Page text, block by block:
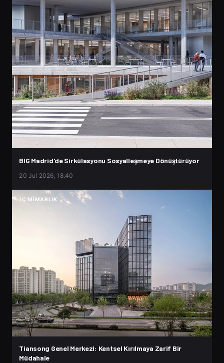
BIG Madrid'de Sirkülasyonu Sosyalleşmeye Dönüştürüyor
20 Jul 2026, 18:40
İÇ MIMARLIK
Tiansong Genel Merkezi: Kentsel Kırılmaya Zarif Bir
Müdahale